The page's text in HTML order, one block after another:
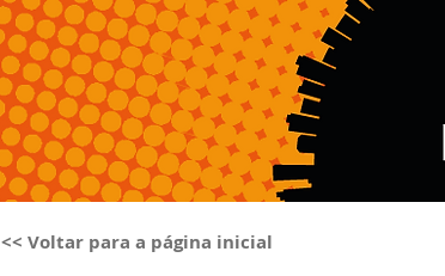
<< Voltar para a página inicial